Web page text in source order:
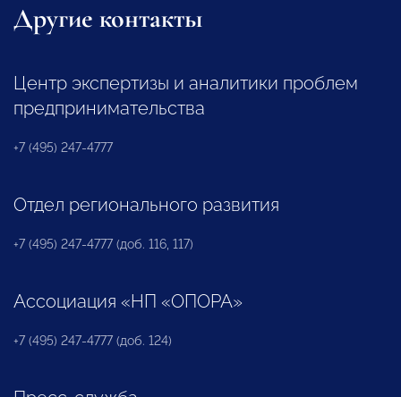
Другие контакты
Центр экспертизы и аналитики проблем
предпринимательства
+7 (495) 247-4777
Отдел регионального развития
+7 (495) 247-4777 (доб. 116, 117)
Ассоциация «НП «ОПОРА»
+7 (495) 247-4777 (доб. 124)